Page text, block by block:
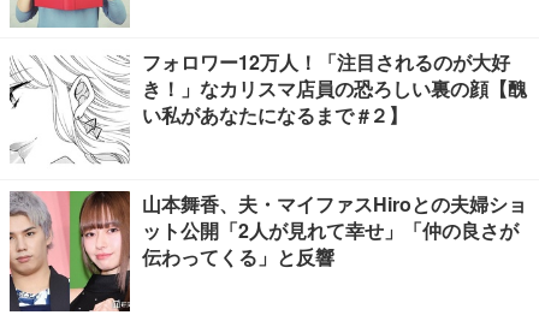
フォロワー12万人！「注目されるのが大好
き！」なカリスマ店員の恐ろしい裏の顔【醜
い私があなたになるまで #２】
山本舞香、夫・マイファスHiroとの夫婦ショ
ット公開「2人が見れて幸せ」「仲の良さが
伝わってくる」と反響